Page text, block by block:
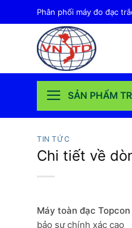
qua
Phân phối máy đo đạc
SẢN PHẨM
TIN TỨC
Chi tiết về
Máy toàn đạc Topcon
bảo sự chính xác cao